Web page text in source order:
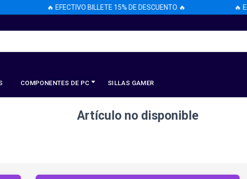
🔥 EFECTIVO BILLETE 15% DE DESCUENTO 🔥 🔥
COMPONENTES DE PC SILLAS GAMER
Artículo no disponible